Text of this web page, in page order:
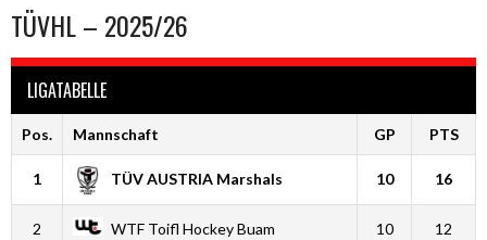
TÜVHL – 2025/26
LIGATABELLE
Pos. Mannschaft GP PTS
1 TÜV AUSTRIA Marshals 10 16
2 WTF Toifl Hockey Buam 10 12